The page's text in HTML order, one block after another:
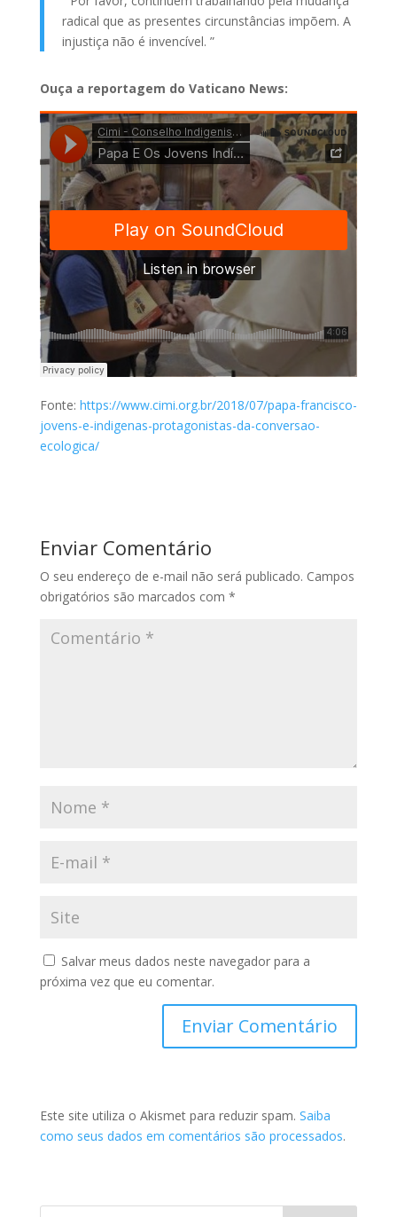
radical que as presentes circunstâncias impõem. A
injustiça não é invencível. ”
Ouça a reportagem do Vaticano News:
Fonte:https://www.cimi.org.br/2018/07/papa-francisco-
jovens-e-indigenas-protagonistas-da-conversao-
ecologica/
Enviar Comentário
O seu endereço de e-mail não será publicado. Campos
obrigatórios são marcados com *
Salvar meus dados neste navegador para a
próxima vez que eu comentar.
Este site utiliza o Akismet para reduzir spam. Saiba
como seus dados em comentários são processados.